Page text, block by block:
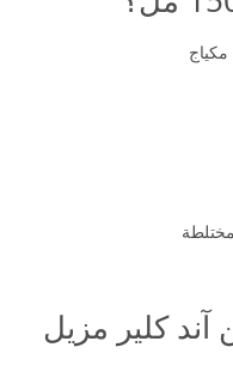
كلير مزيل